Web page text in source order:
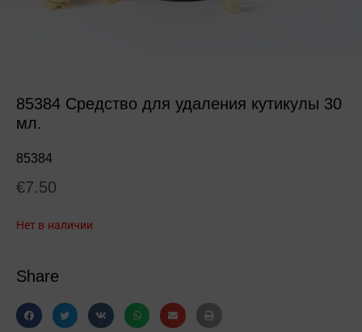
85384 Средство для удаления кутикулы 30
мл.
85384
€7.50
Нет в наличии
Share